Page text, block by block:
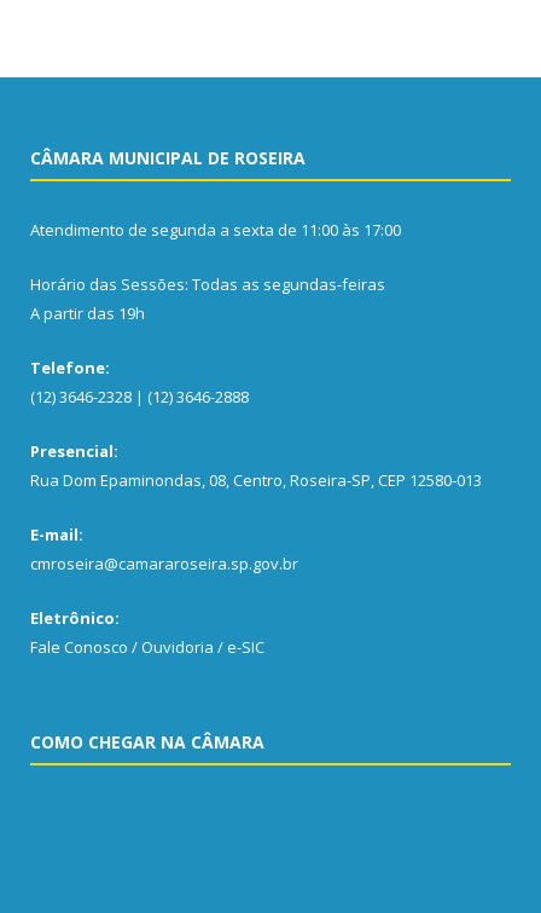
CÂMARA MUNICIPAL DE ROSEIRA
Atendimento de segunda a sexta de 11:00 às 17:00
Horário das Sessões: Todas as segundas-feiras
A partir das 19h
Telefone:
(12) 3646-2328 | (12) 3646-2888
Presencial:
Rua Dom Epaminondas, 08, Centro, Roseira-SP, CEP 12580-013
E-mail:
cmroseira@camararoseira.sp.gov.br
Eletrônico:
Fale Conosco / Ouvidoria / e-SIC
COMO CHEGAR NA CÂMARA